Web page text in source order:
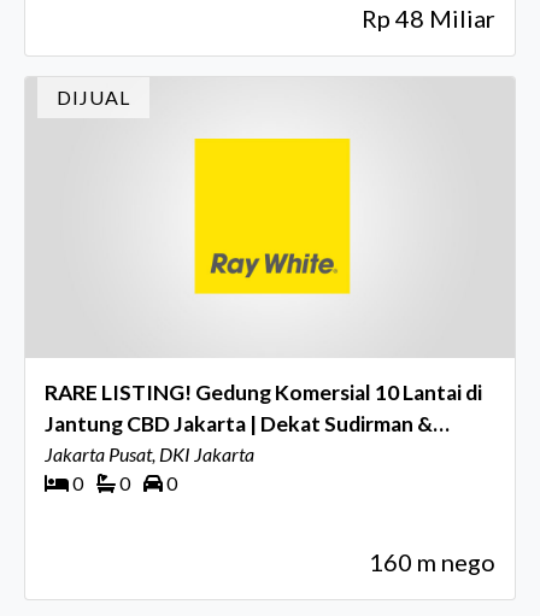
Rp 48 Miliar
DIJUAL
RARE LISTING! Gedung Komersial 10 Lantai di
Jantung CBD Jakarta | Dekat Sudirman &
Bundaran HI | LT 689 m² LB 3.388 m²
Jakarta Pusat, DKI Jakarta
0
0 0
160 m nego